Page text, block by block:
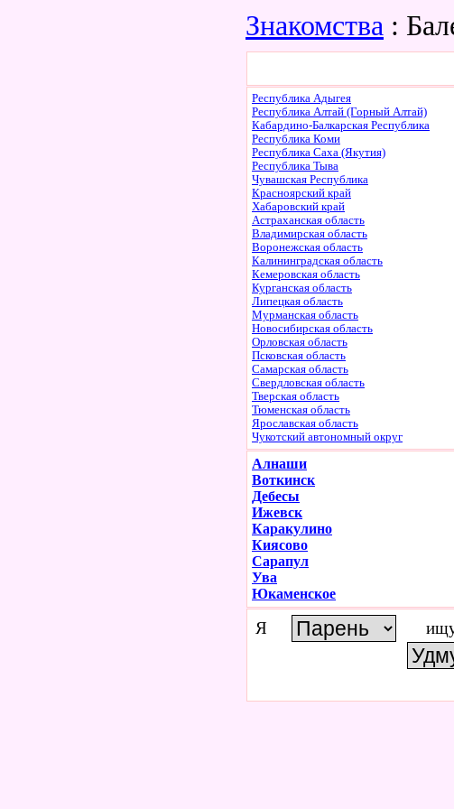
Знакомства :
Республика Адыгея
Республика Алтай (Горный Алтай)
Кабардино-Балкарская Республика
Республика Коми
Республика Саха (Якутия)
Республика Тыва
Чувашская Республика
Красноярский край
Хабаровский край
Астраханская область
Владимирская область
Воронежская область
Калининградская область
Кемеровская область
Курганская область
Липецкая область
Мурманская область
Новосибирская область
Орловская область
Псковская область
Самарская область
Свердловская область
Тверская область
Тюменская область
Ярославская область
Чукотский автономный округ
Алнаши
Воткинск
Дебесы
Ижевск
Каракулино
Киясово
Сарапул
Ува
Юкаменское
Я